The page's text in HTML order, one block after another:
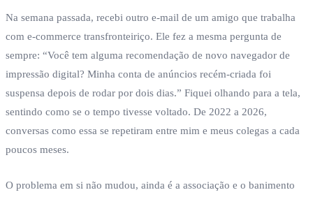
Na semana passada, recebi outro e-mail de um amigo que trabalha
com e-commerce transfronteiriço. Ele fez a mesma pergunta de
sempre: “Você tem alguma recomendação de novo navegador de
impressão digital? Minha conta de anúncios recém-criada foi
suspensa depois de rodar por dois dias.” Fiquei olhando para a tela,
sentindo como se o tempo tivesse voltado. De 2022 a 2026,
conversas como essa se repetiram entre mim e meus colegas a cada
poucos meses.
O problema em si não mudou, ainda é a associação e o banimento